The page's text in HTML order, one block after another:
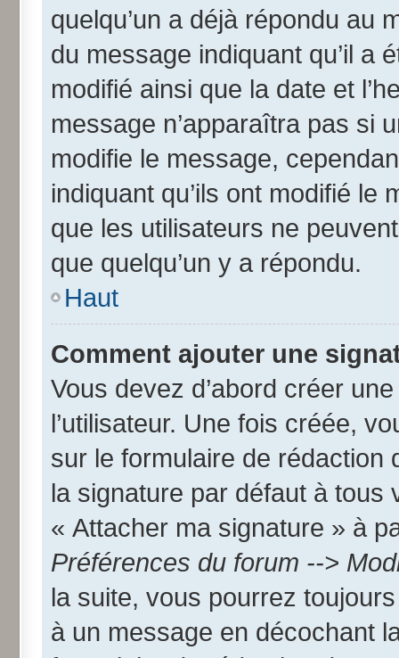
quelqu’un a déjà répondu au
du message indiquant qu’il a
modifié ainsi que la date et
message n’apparaîtra pas si
modifie le message,
indiquant qu’ils ont modifié le
que les utilisateurs ne
que quelqu’un y a répondu.
Haut
Comment ajouter une
Vous devez d’abord créer
l’utilisateur. Une fois créée,
sur le formulaire de rédaction
la signature par défaut à tous
« Attacher ma signature » à
Préférences du forum -->
la suite, vous pourrez
à un message en décochant